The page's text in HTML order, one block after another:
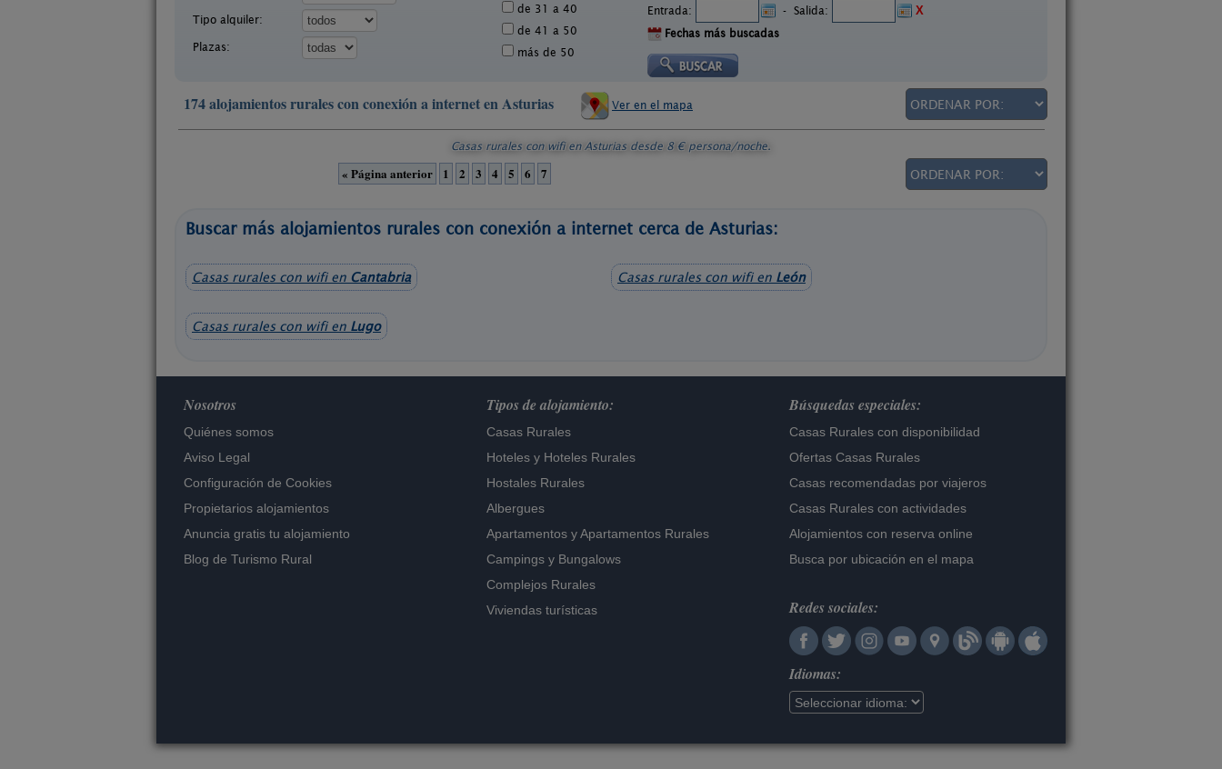
Tipo alquiler:
Plazas:
de 31 a 40
de 41 a 50
más de 50
Entrada:
- Salida:
X
Fechas más buscadas
174 alojamientos rurales con conexión a internet en Asturias Ver en el mapa
Casas rurales con wifi en Asturias desde 8€ persona/noche.
« Página anterior 1 2 3 4 5 6 7
Buscar más alojamientos rurales con conexión a internet cerca de Asturias:
Casas rurales con wifi en Cantabria Casas rurales con wifi en León
Casas rurales con wifi en Lugo
Nosotros
Quiénes somos
Aviso Legal
Configuración de Cookies
Propietarios alojamientos
Anuncia gratis tu alojamiento
Blog de Turismo Rural
Tipos de alojamiento:
Casas Rurales
Hoteles y Hoteles Rurales
Hostales Rurales
Albergues
Apartamentos yApartamentos Rurales
Campings y Bungalows
Complejos Rurales
Viviendas turísticas
Búsquedas especiales:
Casas Rurales con disponibilidad
Ofertas Casas Rurales
Casas recomendadas por viajeros
Casas Rurales con actividades
Alojamientos con reserva online
Busca por ubicación en el mapa
Redes sociales:
Idiomas: